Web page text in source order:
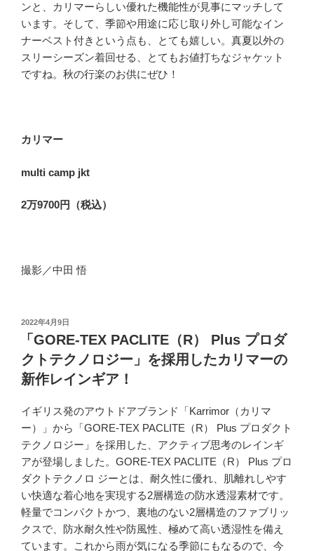
ンと、カリマーらしい優れた機能性が見事にマッチして
います。そして、季節や用途に応じ取り外し可能なイン
ナーベスト付きという点も、とても嬉しい。真夏以外の
スリーシーズン着回せる、とてもお値打ちなジャケット
ですね。秋の行楽のお供にぜひ！
カリマー
multi camp jkt
2万9700円（税込）
撮影／中田 悟
投
稿
2022年4月9日
「GORE-TEX PACLITE（R） Plus プロダ
クトテクノロジー」を採用したカリマーの
新作レインギア！
イギリス発のアウトドアブランド「Karrimor（カリマ
ー）」から「GORE-TEX PACLITE（R） Plus プロダクト
テクノロジー」を採用した、アクティブ思考のレインギ
アが登場しました。GORE-TEX PACLITE（R） Plus プロ
ダクトテクノロ ジーとは、耐久性に優れ、肌離れしやす
い快適な着心地を実現する2層構造の防水透湿素材です。
軽量でコンパクトかつ、裏地のない2層構造のファブリッ
クスで、防水耐久性や防風性、極めて高い透湿性を備え
ています。これから雨が気になる季節にもなるので、今